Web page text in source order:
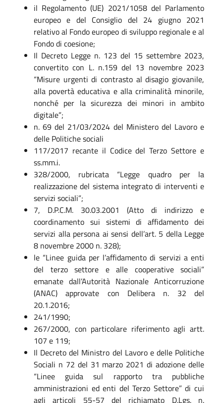
il Regolamento (UE) 2021/1058 del Parlamento
europeo e del Consiglio del 24 giugno 2021
relativo al Fondo europeo di sviluppo regionale e al
Fondo di coesione;
Il Decreto Legge n. 123 del 15 settembre 2023,
convertito con L. n.159 del 13 novembre 2023
“Misure urgenti di contrasto al disagio giovanile,
alla povertà educativa e alla criminalità minorile,
nonché per la sicurezza dei minori in ambito
digitale”;
n. 69 del 21/03/2024 del Ministero del Lavoro e
delle Politiche sociali
117/2017 recante il Codice del Terzo Settore e
ss.mm.i.
328/2000, rubricata “Legge quadro per la
realizzazione del sistema integrato di interventi e
servizi sociali”;
7, D.P.C.M. 30.03.2001 (Atto di indirizzo e
coordinamento sui sistemi di affidamento dei
servizi alla persona ai sensi dell’art. 5 della Legge
8 novembre 2000 n. 328);
le “Linee guida per l’affidamento di servizi a enti
del terzo settore e alle cooperative sociali”
emanate dall’Autorità Nazionale Anticorruzione
(ANAC) approvate con Delibera n. 32 del
20.1.2016;
241/1990;
267/2000, con particolare riferimento agli artt.
107 e 119;
Il Decreto del Ministro del Lavoro e delle Politiche
Sociali n 72 del 31 marzo 2021 di adozione delle
“Linee guida sul rapporto tra pubbliche
amministrazioni ed enti del Terzo Settore” di cui
agli articoli 55-57 del richiamato D.Lgs. n.